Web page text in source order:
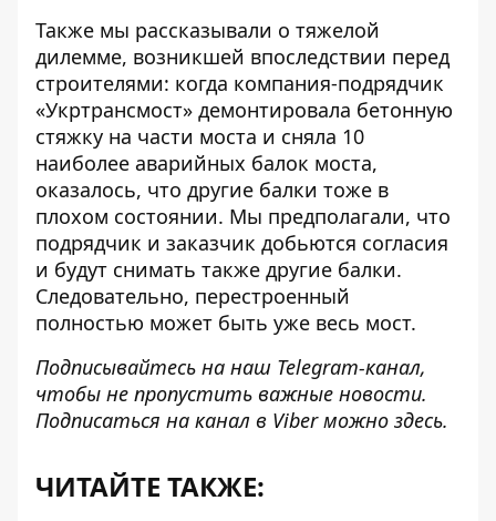
Также мы рассказывали о тяжелой
дилемме, возникшей впоследствии перед
строителями: когда компания-подрядчик
«Укртрансмост» демонтировала бетонную
стяжку на части моста и сняла 10
наиболее аварийных балок моста,
оказалось, что другие балки тоже в
плохом состоянии. Мы предполагали, что
подрядчик и заказчик добьются согласия
и будут снимать также другие балки.
Следовательно, перестроенный
полностью может быть уже весь мост.
Подписывайтесь на наш Telegram-канал,
чтобы не пропустить важные новости.
Подписаться на канал в Viber можно здесь.
ЧИТАЙТЕ ТАКЖЕ: